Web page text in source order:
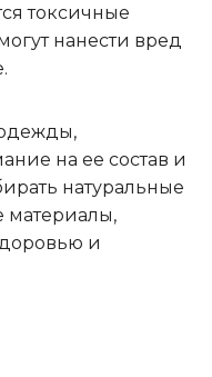
токсичные
нанести вред
на ее состав и
натуральные
материалы,
и